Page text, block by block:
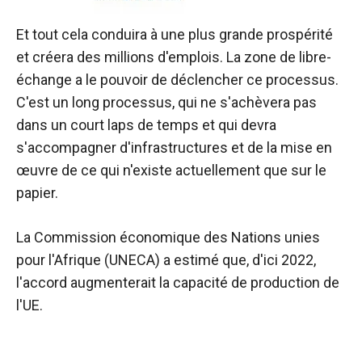
Et tout cela conduira à une plus grande prospérité
et créera des millions d'emplois. La zone de libre-
échange a le pouvoir de déclencher ce processus.
C'est un long processus, qui ne s'achèvera pas
dans un court laps de temps et qui devra
s'accompagner d'infrastructures et de la mise en
œuvre de ce qui n'existe actuellement que sur le
papier.
La Commission économique des Nations unies
pour l'Afrique (UNECA) a estimé que, d'ici 2022,
l'accord augmenterait la capacité de production de
l'UE.